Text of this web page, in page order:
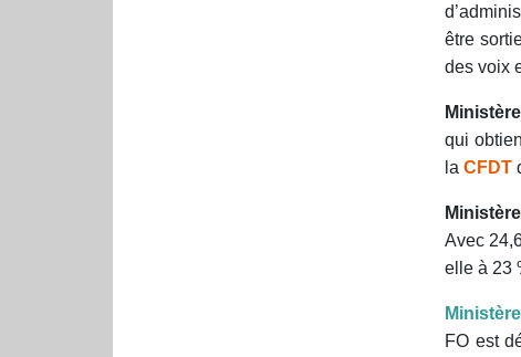
être
des voix
qui
la CFDT
Avec
elle à 23
FO est